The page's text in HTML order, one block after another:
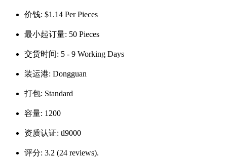
价钱: $1.14 Per Pieces
最小起订量: 50 Pieces
交货时间: 5 - 9 Working Days
装运港: Dongguan
打包: Standard
容量: 1200
资质认证: tl9000
评分: 3.2 (24 reviews).